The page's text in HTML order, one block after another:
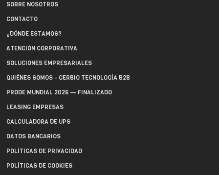
SOBRE NOSOTROS
CONTACTO
¿DÓNDE ESTAMOS?
ATENCIÓN CORPORATIVA
SOLUCIONES EMPRESARIALES
QUIÉNES SOMOS - GERBIO TECNOLOGÍA B2B
PRODE MUNDIAL 2026 — FINALIZADO
LEASING EMPRESAS
CALCULADORA DE UPS
DATOS BANCARIOS
POLÍTICAS DE PRIVACIDAD
POLÍTICAS DE COOKIES